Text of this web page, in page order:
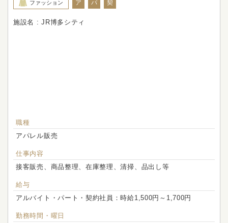
ファッション ア パ 契
施設名 : JR博多シティ
職種
アパレル販売
仕事内容
接客販売、商品整理、在庫整理、清掃、品出し等
給与
アルバイト・パート・契約社員：時給1,500円～1,700円
勤務時間・曜日